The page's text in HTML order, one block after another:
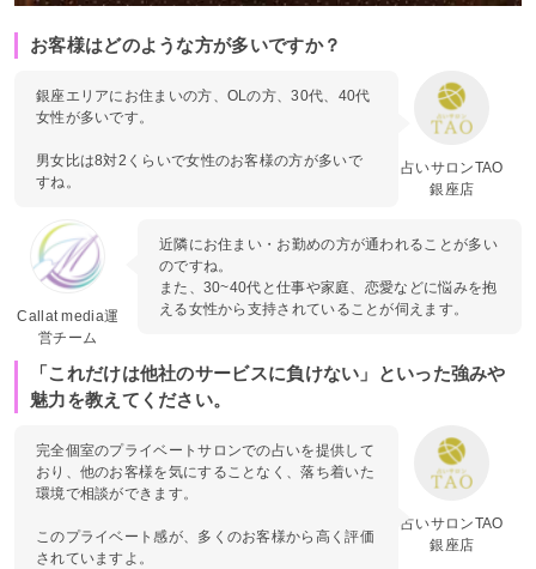
お客様はどのような方が多いですか？
占いサロンTAO
銀座店
銀座エリアにお住まいの方、OLの方、30代、40代
女性が多いです。
男女比は8対2くらいで女性のお客様の方が多いで
すね。
Callat media運
営チーム
近隣にお住まい・お勤めの方が通われることが多い
のですね。
また、30~40代と仕事や家庭、恋愛などに悩みを抱
える女性から支持されていることが伺えます。
「これだけは他社のサービスに負けない」といった強みや
魅力を教えてください。
占いサロンTAO
銀座店
完全個室のプライベートサロンでの占いを提供して
おり、他のお客様を気にすることなく、落ち着いた
環境で相談ができます。
このプライベート感が、多くのお客様から高く評価
されていますよ。